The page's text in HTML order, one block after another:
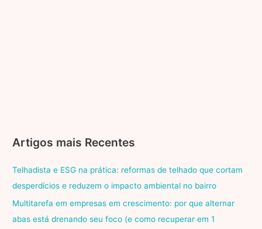
Artigos mais Recentes
Telhadista e ESG na prática: reformas de telhado que cortam
desperdícios e reduzem o impacto ambiental no bairro
Multitarefa em empresas em crescimento: por que alternar
abas está drenando seu foco (e como recuperar em 1